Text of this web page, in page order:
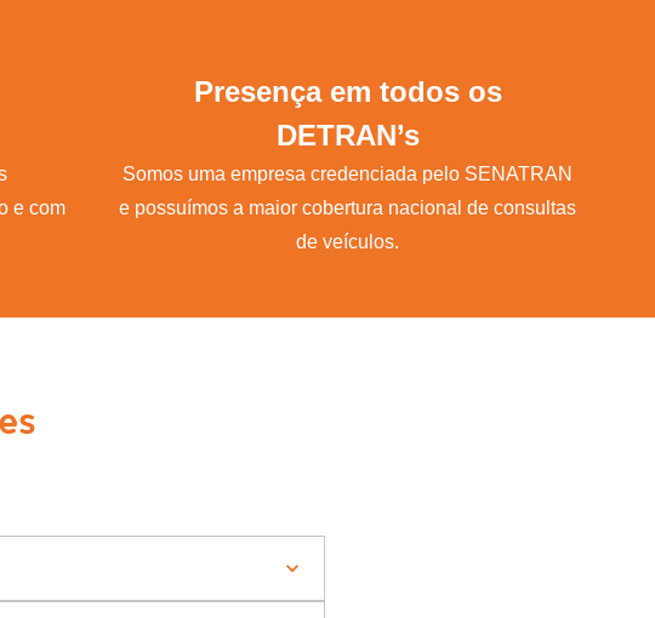
e com
Presença em todos os
DETRAN’s
Somos uma empresa credenciada pelo SENATRAN
e possuímos a maior cobertura nacional de consultas
de veículos.